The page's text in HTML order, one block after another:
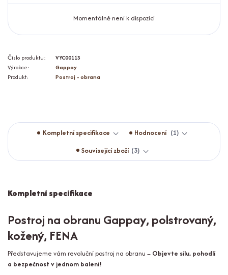
Momentálně není k dispozici
Číslo produktu:
VYC00113
Výrobce:
Gappay
Produkt:
Postroj - obrana
Kompletní specifikace Hodnocení
1
Související zboží 3
Kompletní specifikace
Postroj na obranu Gappay, polstrovaný,
kožený, FENA
Představujeme vám revoluční postroj na obranu – Objevte sílu, pohodlí
a bezpečnost v jednom balení!